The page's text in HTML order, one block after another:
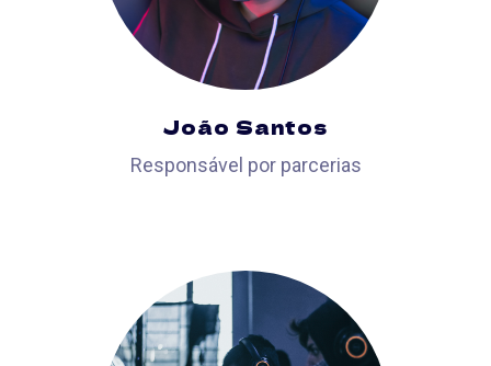
João Santos
Responsável por parcerias